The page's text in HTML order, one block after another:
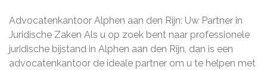
Maat:
Advocatenkantoor
Alphen
aan
den
Advocatenkantoor Alphen aan den Rijn: Uw Partner in
Juridische Zaken Als u op zoek bent naar professionele
juridische bijstand in Alphen aan den Rijn, dan is een
advocatenkantoor de ideale partner om u te helpen met